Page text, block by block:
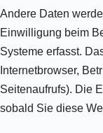
Andere Daten
Einwilligung beim
Systeme erfasst.
Internetbrowser,
Seitenaufrufs). Die
sobald Sie diese